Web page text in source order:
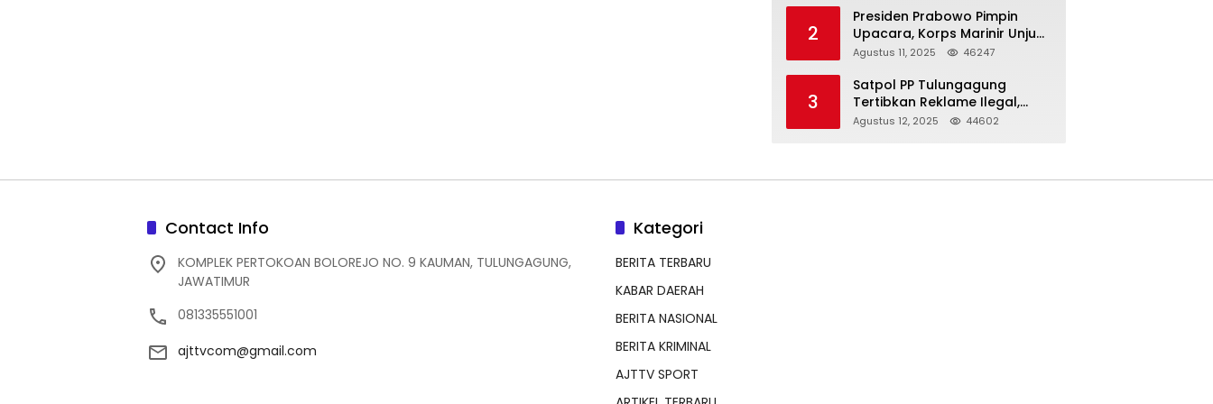
2
Presiden Prabowo Pimpin
Upacara, Korps Marinir Unjuk
Kekuatan dan Resmikan
Agustus 11, 2025 46247
3
Satpol PP Tulungagung
Tertibkan Reklame Ilegal,
Wujudkan Kota yang Rapi
Agustus 12, 2025 44602
Contact Info
KOMPLEK PERTOKOAN BOLOREJO NO. 9 KAUMAN, TULUNGAGUNG,
JAWATIMUR
081335551001
ajttvcom@gmail.com
Kategori
BERITA TERBARU
KABAR DAERAH
BERITA NASIONAL
BERITA KRIMINAL
AJTTV SPORT